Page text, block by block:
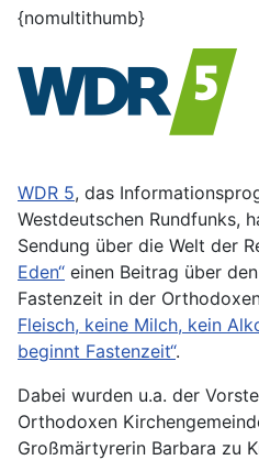
{nomultithumb}
WDR 5, das
Westdeutschen Rundfunks,
Sendung über die Welt der
Eden“ einen Beitrag über
Fastenzeit in der
Fleisch, keine Milch, kein
beginnt Fastenzeit“.
Dabei wurden u.a. der
Orthodoxen
Großmärtyrerin Barbara zu